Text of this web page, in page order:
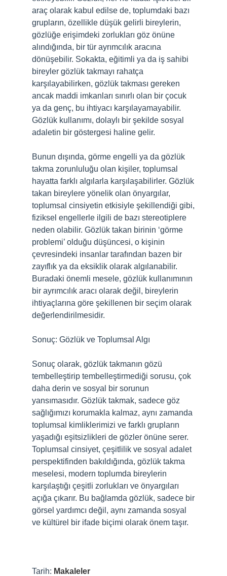
araç olarak kabul edilse de, toplumdaki bazı
grupların, özellikle düşük gelirli bireylerin,
gözlüğe erişimdeki zorlukları göz önüne
alındığında, bir tür ayrımcılık aracına
dönüşebilir. Sokakta, eğitimli ya da iş sahibi
bireyler gözlük takmayı rahatça
karşılayabilirken, gözlük takması gereken
ancak maddi imkanları sınırlı olan bir çocuk
ya da genç, bu ihtiyacı karşılayamayabilir.
Gözlük kullanımı, dolaylı bir şekilde sosyal
adaletin bir göstergesi haline gelir.
Bunun dışında, görme engelli ya da gözlük
takma zorunluluğu olan kişiler, toplumsal
hayatta farklı algılarla karşılaşabilirler. Gözlük
takan bireylere yönelik olan önyargılar,
toplumsal cinsiyetin etkisiyle şekillendiği gibi,
fiziksel engellerle ilgili de bazı stereotiplere
neden olabilir. Gözlük takan birinin ‘görme
problemi’ olduğu düşüncesi, o kişinin
çevresindeki insanlar tarafından bazen bir
zayıflık ya da eksiklik olarak algılanabilir.
Buradaki önemli mesele, gözlük kullanımının
bir ayrımcılık aracı olarak değil, bireylerin
ihtiyaçlarına göre şekillenen bir seçim olarak
değerlendirilmesidir.
Sonuç: Gözlük ve Toplumsal Algı
Sonuç olarak, gözlük takmanın gözü
tembelleştirip tembelleştirmediği sorusu, çok
daha derin ve sosyal bir sorunun
yansımasıdır. Gözlük takmak, sadece göz
sağlığımızı korumakla kalmaz, aynı zamanda
toplumsal kimliklerimizi ve farklı grupların
yaşadığı eşitsizlikleri de gözler önüne serer.
Toplumsal cinsiyet, çeşitlilik ve sosyal adalet
perspektifinden bakıldığında, gözlük takma
meselesi, modern toplumda bireylerin
karşılaştığı çeşitli zorlukları ve önyargıları
açığa çıkarır. Bu bağlamda gözlük, sadece bir
görsel yardımcı değil, aynı zamanda sosyal
ve kültürel bir ifade biçimi olarak önem taşır.
Tarih: Makaleler